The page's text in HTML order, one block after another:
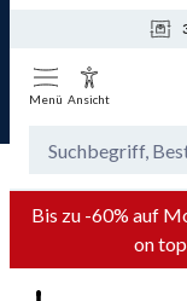
Menü Ansicht
Bis zu -60% auf
on